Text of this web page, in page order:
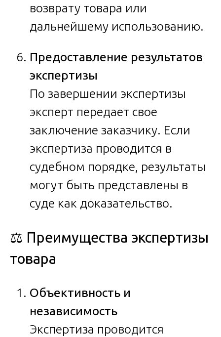
возврату товара или
дальнейшему использованию.
Предоставление результатов
экспертизы
По завершении экспертизы
эксперт передает свое
заключение заказчику. Если
экспертиза проводится в
судебном порядке, результаты
могут быть представлены в
суде как доказательство.
⚖️ Преимущества экспертизы
товара
Объективность и
независимость
Экспертиза проводится